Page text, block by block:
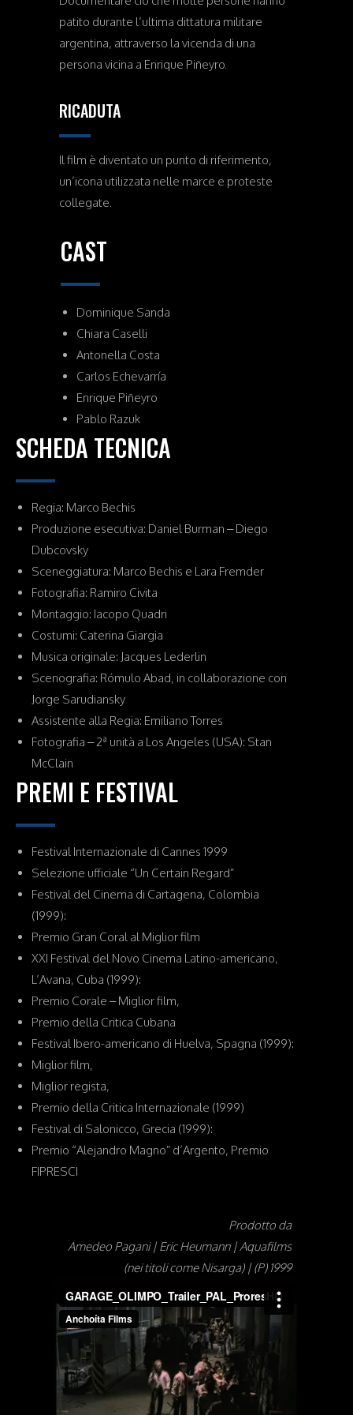
patito durante l’ultima dittatura militare
argentina, attraverso la vicenda di una
persona vicina a Enrique Piñeyro.
RICADUTA
Il film è diventato un punto di riferimento,
un’icona utilizzata nelle marce e proteste
collegate.
CAST
Dominique Sanda
Chiara Caselli
Antonella Costa
Carlos Echevarría
Enrique Piñeyro
Pablo Razuk
SCHEDA TECNICA
Regia: Marco Bechis
Produzione esecutiva: Daniel Burman – Diego
Dubcovsky
Sceneggiatura: Marco Bechis e Lara Fremder
Fotografia: Ramiro Civita
Montaggio: Iacopo Quadri
Costumi: Caterina Giargia
Musica originale: Jacques Lederlin
Scenografia: Rómulo Abad, in collaborazione con
Jorge Sarudiansky
Assistente alla Regia: Emiliano Torres
Fotografia – 2ª unità a Los Angeles (USA): Stan
McClain
PREMI E FESTIVAL
Festival Internazionale di Cannes 1999
Selezione ufficiale “Un Certain Regard”
Festival del Cinema di Cartagena, Colombia
(1999):
Premio Gran Coral al Miglior film
XXI Festival del Novo Cinema Latino-americano,
L’Avana, Cuba (1999):
Premio Corale – Miglior film,
Premio della Critica Cubana
Festival Ibero-americano di Huelva, Spagna (1999):
Miglior film,
Miglior regista,
Premio della Critica Internazionale (1999)
Festival di Salonicco, Grecia (1999):
Premio “Alejandro Magno” d’Argento, Premio
FIPRESCI
Prodotto da
Amedeo Pagani | Eric Heumann | Aquafilms
(nei titoli come Nisarga) | (P) 1999